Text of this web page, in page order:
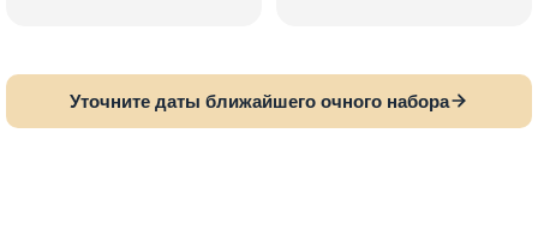
Уточните даты ближайшего очного набора